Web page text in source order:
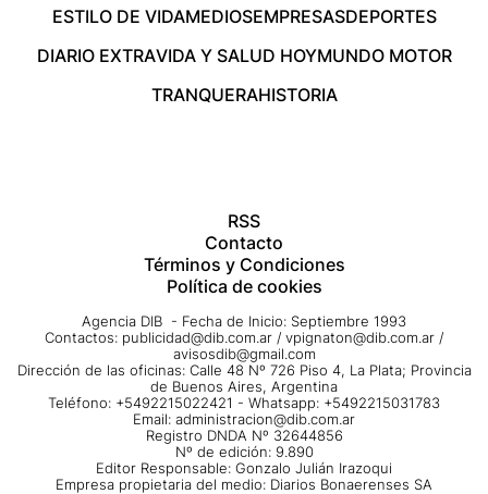
ESTILO DE VIDAMEDIOSEMPRESASDEPORTES
DIARIO EXTRAVIDA Y SALUD HOYMUNDO MOTOR
TRANQUERAHISTORIA
RSS
Contacto
Términos y Condiciones
Política de cookies
Agencia DIB - Fecha de Inicio: Septiembre 1993
Contactos: publicidad@dib.com.ar / vpignaton@dib.com.ar /
avisosdib@gmail.com
Dirección de las oficinas: Calle 48 Nº 726 Piso 4, La Plata; Provincia
de Buenos Aires, Argentina
Teléfono: +5492215022421 - Whatsapp: +5492215031783
Email: administracion@dib.com.ar
Registro DNDA Nº 32644856
Nº de edición: 9.890
Editor Responsable: Gonzalo Julián Irazoqui
Empresa propietaria del medio: Diarios Bonaerenses SA